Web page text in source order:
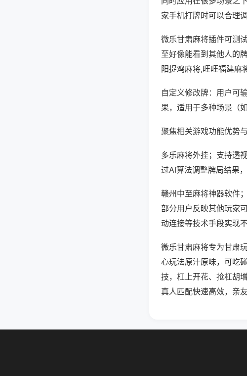
家手机打牌时可以合理
微乐甘肃麻将插件可测
至好像能看到其他人的
阳捉鸡麻将,旺旺福建麻
自定义修改牌：用户可
果，适用于多种场景（
聚焦相关游戏功能优势与
多乐麻将外挂；支持透
过AI算法调整牌局结果，
赣州中至麻将神器软件
部分用户反映其他玩家
动连接等技术手段实现
微乐甘肃麻将专为甘肃
心玩法原汁原味，可吃
技，杠上开花、抢杠胡
真人匹配快速高效，亲